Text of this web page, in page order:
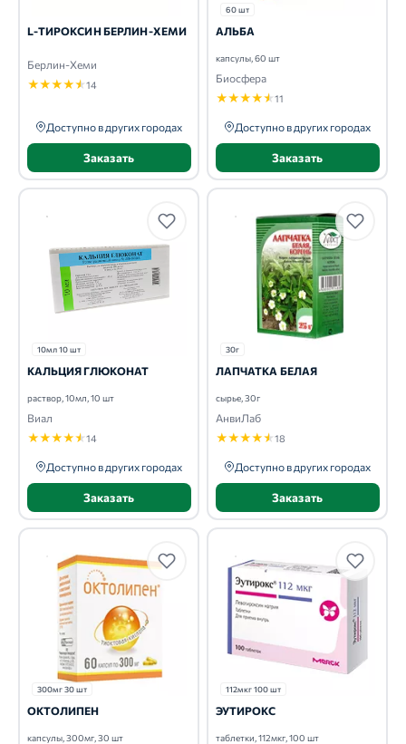
L-ТИРОКСИН БЕРЛИН-ХЕМИ
Берлин-Хеми
★★★★★14
Доступно в других городах
Заказать
60 шт
АЛЬБА
капсулы, 60 шт
Биосфера
★★★★★11
Доступно в других городах
Заказать
10мл 10 шт
КАЛЬЦИЯ ГЛЮКОНАТ
раствор, 10мл, 10 шт
Виал
★★★★★14
Доступно в других городах
Заказать
30г
ЛАПЧАТКА БЕЛАЯ
сырье, 30г
АнвиЛаб
★★★★★18
Доступно в других городах
Заказать
300мг 30 шт
ОКТОЛИПЕН
капсулы, 300мг, 30 шт
112мкг 100 шт
ЭУТИРОКС
таблетки, 112мкг, 100 шт